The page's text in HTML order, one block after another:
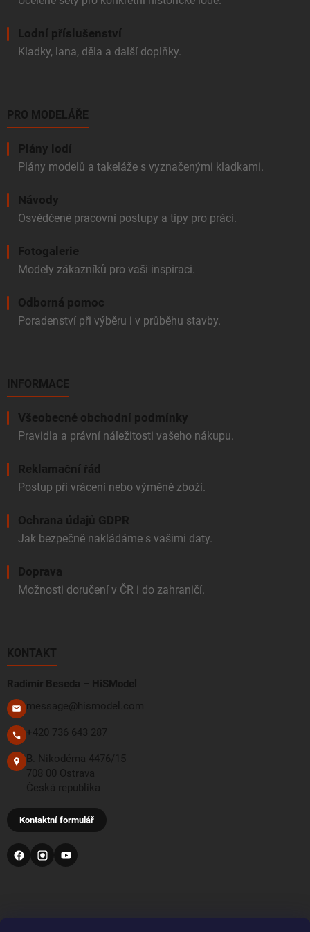
Lodní příslušenství
Kladky, lana, děla a další doplňky.
PRO MODELÁŘE
Plány lodí
Plány modelů a takeláže s vyznačenými kladkami.
Návody
Osvědčené pracovní postupy a tipy pro práci.
Fotogalerie
Modely zákazníků pro vaši inspiraci.
Odborná pomoc
Poradenství při výběru i v průběhu stavby.
INFORMACE
Všeobecné obchodní podmínky
Pravidla a právní náležitosti vašeho nákupu.
Reklamační řád
Postup při vrácení nebo výměně zboží.
Ochrana údajů GDPR
Jak bezpečně nakládáme s vašimi daty.
Doprava
Možnosti doručení v ČR i do zahraničí.
KONTAKT
Radimír Beseda – HiSModel
message@hismodel.com
+420 736 643 287
B. Nikodéma 4476/15
708 00 Ostrava
Česká republika
Kontaktní formulář